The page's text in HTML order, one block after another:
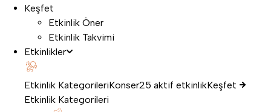
Keşfet
Etkinlik Öner
Etkinlik Takvimi
Etkinlikler
Etkinlik KategorileriKonser25 aktif etkinlikKeşfet
Etkinlik Kategorileri